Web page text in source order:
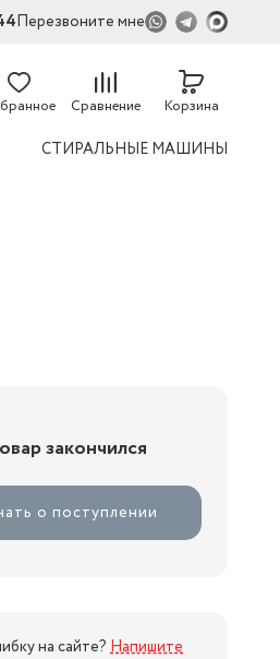
Перезвоните мне
Сравнение
54
Корзина
СТИРАЛЬНЫЕ МАШИНЫ
закончился
о поступлении
на сайте?Напишите